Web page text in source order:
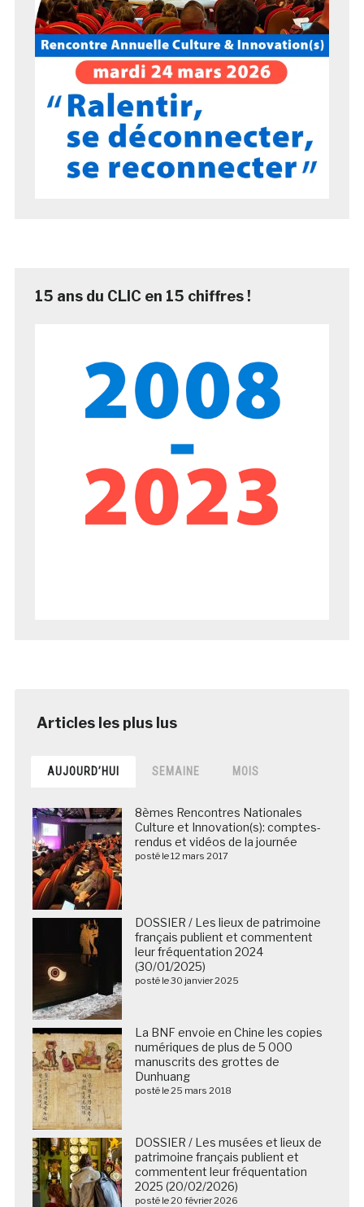
15 ans du CLIC en 15 chiffres !
AUJOURD’HUI SEMAINE MOIS
8èmes Rencontres Nationales
Culture et Innovation(s): comptes-
rendus et vidéos de la journée
posté le 12 mars 2017
DOSSIER / Les lieux de patrimoine
français publient et commentent
leur fréquentation 2024
(30/01/2025)
posté le 30 janvier 2025
La BNF envoie en Chine les copies
numériques de plus de 5 000
manuscrits des grottes de
Dunhuang
posté le 25 mars 2018
DOSSIER / Les musées et lieux de
patrimoine français publient et
commentent leur fréquentation
2025 (20/02/2026)
posté le 20 février 2026